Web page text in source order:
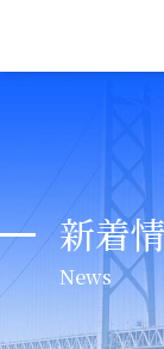
新着
News